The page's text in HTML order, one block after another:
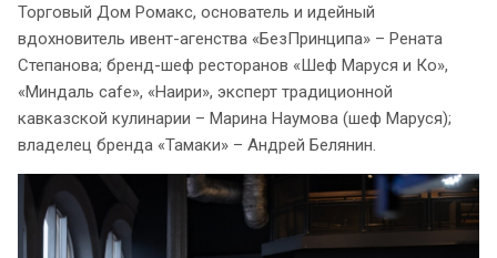
Торговый Дом Ромакс, основатель и идейный
вдохновитель ивент-агенства «БезПринципа» – Рената
Степанова; бренд-шеф ресторанов «Шеф Маруся и Ко»,
«Миндаль cafe», «Наири», эксперт традиционной
кавказской кулинарии – Марина Наумова (шеф Маруся);
владелец бренда «Тамаки» – Андрей Белянин.